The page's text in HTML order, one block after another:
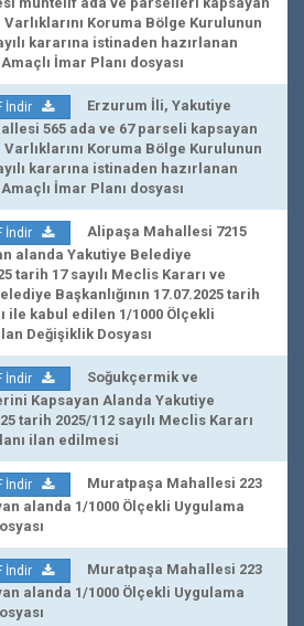
Koruma Bölge Kurulunun
kararına istinaden hazırlanan
İmar Planı dosyası
İndir
Erzurum İli, Yakutiye
565 ada ve 67 parseli kapsayan
Koruma Bölge Kurulunun
kararına istinaden hazırlanan
İmar Planı dosyası
İndir
Alipaşa Mahallesi 7215
alanda Yakutiye Belediye
tarih 17 sayılı Meclis Kararı ve
Başkanlığının 17.07.2025 tarih
ile kabul edilen 1/1000 Ölçekli
Değişiklik Dosyası
İndir
Soğukçermik ve
Kapsayan Alanda Yakutiye
tarih 2025/112 sayılı Meclis Kararı
ilan edilmesi
İndir
Muratpaşa Mahallesi 223
alanda 1/1000 Ölçekli Uygulama
İndir
Muratpaşa Mahallesi 223
alanda 1/1000 Ölçekli Uygulama